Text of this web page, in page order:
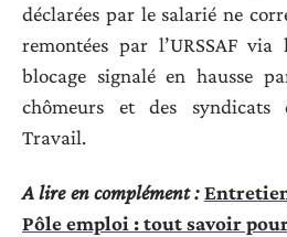
déclarées par le salarié ne
remontées par l’URSSAF
blocage signalé en hausse
chômeurs et des syndicats
Travail.
A lire en complément :
Pôle emploi : tout savoir